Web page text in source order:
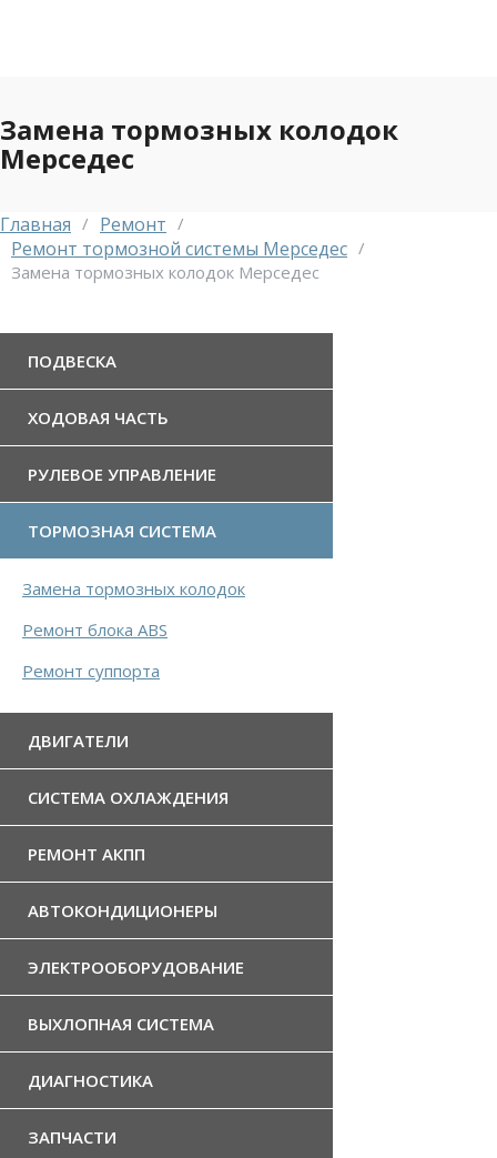
Замена тормозных колодок
Мерседес
Главная / Ремонт /
Ремонт тормозной системы Мерседес /
Замена тормозных колодок Мерседес
ПОДВЕСКА
ХОДОВАЯ ЧАСТЬ
РУЛЕВОЕ УПРАВЛЕНИЕ
ТОРМОЗНАЯ СИСТЕМА
Замена тормозных колодок
Ремонт блока ABS
Ремонт суппорта
ДВИГАТЕЛИ
СИСТЕМА ОХЛАЖДЕНИЯ
РЕМОНТ АКПП
АВТОКОНДИЦИОНЕРЫ
ЭЛЕКТРООБОРУДОВАНИЕ
ВЫХЛОПНАЯ СИСТЕМА
ДИАГНОСТИКА
ЗАПЧАСТИ